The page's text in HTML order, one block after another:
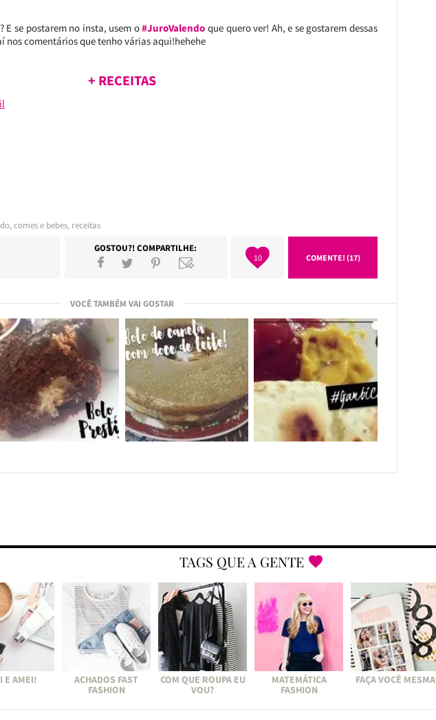
E se postarem no insta, usem o#JuroValendo que quero ver! Ah, e se gostarem dessas
nos comentários que tenho várias aqui!hehehe
+ RECEITAS
,comes e bebes, receitas
GOSTOU?! COMPARTILHE:
10 COMENTE! (17)
VOCÊ TAMBÉM VAI GOSTAR
TAGS QUE A GENTE
E AMEI!
ACHADOS FAST
FASHION
COM QUE ROUPA EU
VOU?
MATEMÁTICA
FASHION
FAÇA VOCÊ MESMA